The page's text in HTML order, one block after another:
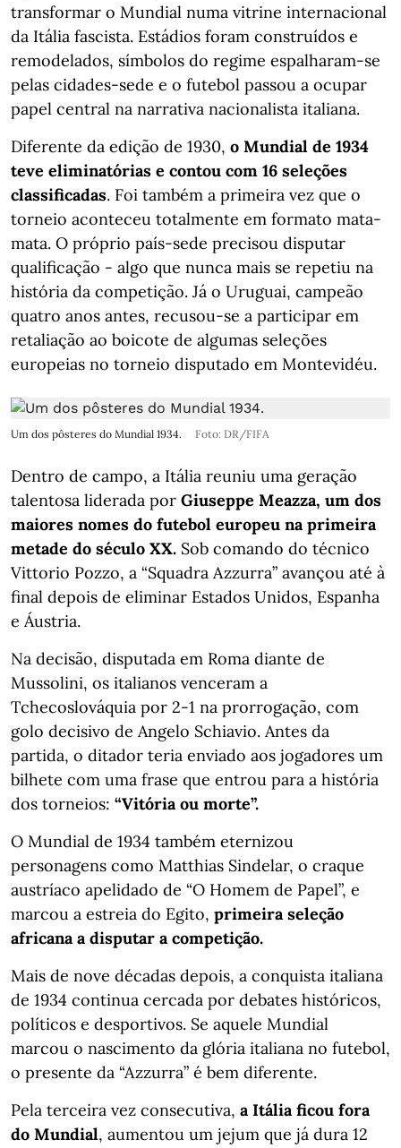
transformar o Mundial numa vitrine internacional
da Itália fascista. Estádios foram construídos e
remodelados, símbolos do regime espalharam-se
pelas cidades-sede e o futebol passou a ocupar
papel central na narrativa nacionalista italiana.
Diferente da edição de 1930, o Mundial de 1934
teve eliminatórias e contou com 16 seleções
classificadas. Foi também a primeira vez que o
torneio aconteceu totalmente em formato mata-
mata. O próprio país-sede precisou disputar
qualificação - algo que nunca mais se repetiu na
história da competição. Já o Uruguai, campeão
quatro anos antes, recusou-se a participar em
retaliação ao boicote de algumas seleções
europeias no torneio disputado em Montevidéu.
Um dos pôsteres do Mundial 1934. Foto: DR/FIFA
Dentro de campo, a Itália reuniu uma geração
talentosa liderada por Giuseppe Meazza, um dos
maiores nomes do futebol europeu na primeira
metade do século XX. Sob comando do técnico
Vittorio Pozzo, a “Squadra Azzurra” avançou até à
final depois de eliminar Estados Unidos, Espanha
e Áustria.
Na decisão, disputada em Roma diante de
Mussolini, os italianos venceram a
Tchecoslováquia por 2-1 na prorrogação, com
golo decisivo de Angelo Schiavio. Antes da
partida, o ditador teria enviado aos jogadores um
bilhete com uma frase que entrou para a história
dos torneios: “Vitória ou morte”.
O Mundial de 1934 também eternizou
personagens como Matthias Sindelar, o craque
austríaco apelidado de “O Homem de Papel”, e
marcou a estreia do Egito, primeira seleção
africana a disputar a competição.
Mais de nove décadas depois, a conquista italiana
de 1934 continua cercada por debates históricos,
políticos e desportivos. Se aquele Mundial
marcou o nascimento da glória italiana no futebol,
o presente da “Azzurra” é bem diferente.
Pela terceira vez consecutiva, a Itália ficou fora
do Mundial, aumentou um jejum que já dura 12